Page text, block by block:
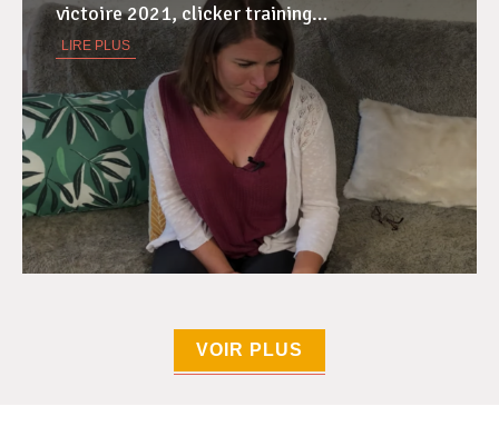
victoire 2021, clicker training…
LIRE PLUS
VOIR PLUS